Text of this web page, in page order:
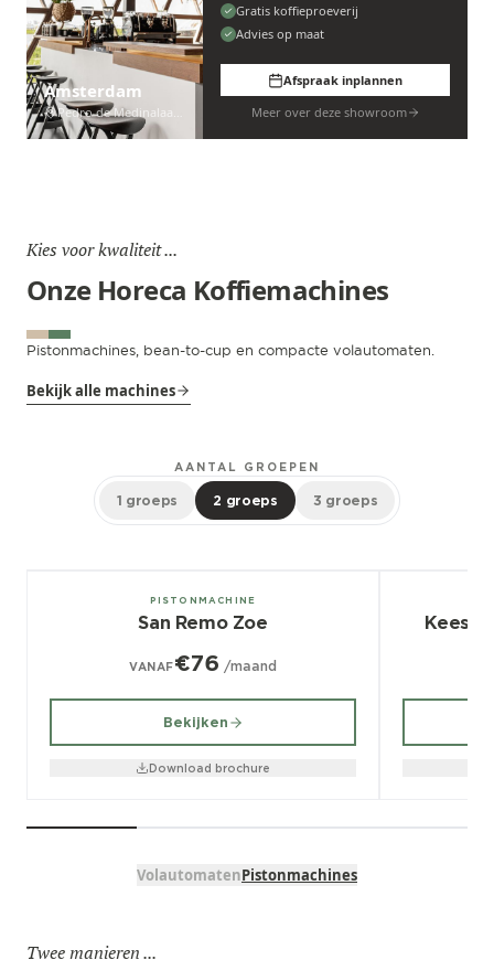
Amsterdam
Pedro de Medinalaan 53
Gratis koffieproeverij
Advies op maat
Afspraak inplannen
Meer over deze showroom
Kies voor kwaliteit ...
Onze Horeca Koffiemachines
Pistonmachines, bean-to-cup en compacte volautomaten.
Bekijk alle machines
AANTAL GROEPEN
1 groeps 2 groeps 3 groeps
1, 2, 3 groepsPISTONMACHINE
San Remo Zoe
VANAF€76 /maand
Bekijken
Download brochure
Kees
VolautomatenPistonmachines
Twee manieren ...